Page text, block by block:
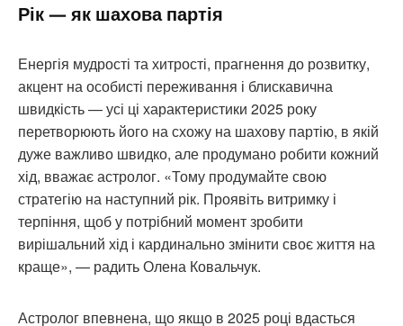
Рік — як шахова партія
Енергія мудрості та хитрості, прагнення до розвитку,
акцент на особисті переживання і блискавична
швидкість — усі ці характеристики 2025 року
перетворюють його на схожу на шахову партію, в якій
дуже важливо швидко, але продумано робити кожний
хід, вважає астролог. «Тому продумайте свою
стратегію на наступний рік. Проявіть витримку і
терпіння, щоб у потрібний момент зробити
вирішальний хід і кардинально змінити своє життя на
краще», — радить Олена Ковальчук.
Астролог впевнена, що якщо в 2025 році вдасться